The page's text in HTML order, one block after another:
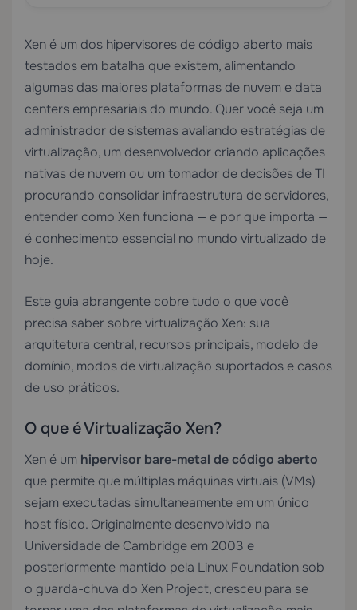
Xen é um dos hipervisores de código aberto mais
testados em batalha que existem, alimentando
algumas das maiores plataformas de nuvem e data
centers empresariais do mundo. Quer você seja um
administrador de sistemas avaliando estratégias de
virtualização, um desenvolvedor criando aplicações
nativas de nuvem ou um tomador de decisões de TI
procurando consolidar infraestrutura de servidores,
entender como Xen funciona — e por que importa —
é conhecimento essencial no mundo virtualizado de
hoje.
Este guia abrangente cobre tudo o que você
precisa saber sobre virtualização Xen: sua
arquitetura central, recursos principais, modelo de
domínio, modos de virtualização suportados e casos
de uso práticos.
O que é Virtualização Xen?
Xen é um hipervisor bare-metal de código aberto
que permite que múltiplas máquinas virtuais (VMs)
sejam executadas simultaneamente em um único
host físico. Originalmente desenvolvido na
Universidade de Cambridge em 2003 e
posteriormente mantido pela Linux Foundation sob
o guarda-chuva do Xen Project, cresceu para se